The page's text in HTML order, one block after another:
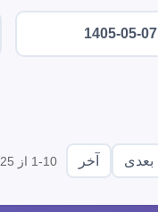
1405-05-07
بعدی آخر 1-10 از 3425